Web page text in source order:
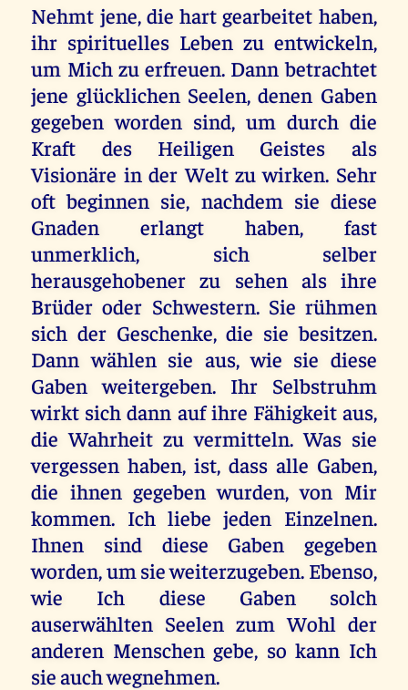
Nehmt jene, die hart gearbeitet haben,
ihr spirituelles Leben zu entwickeln,
um Mich zu erfreuen. Dann betrachtet
jene glücklichen Seelen, denen Gaben
gegeben worden sind, um durch die
Kraft des Heiligen Geistes als
Visionäre in der Welt zu wirken. Sehr
oft beginnen sie, nachdem sie diese
Gnaden erlangt haben, fast
unmerklich, sich selber
herausgehobener zu sehen als ihre
Brüder oder Schwestern. Sie rühmen
sich der Geschenke, die sie besitzen.
Dann wählen sie aus, wie sie diese
Gaben weitergeben. Ihr Selbstruhm
wirkt sich dann auf ihre Fähigkeit aus,
die Wahrheit zu vermitteln. Was sie
vergessen haben, ist, dass alle Gaben,
die ihnen gegeben wurden, von Mir
kommen. Ich liebe jeden Einzelnen.
Ihnen sind diese Gaben gegeben
worden, um sie weiterzugeben. Ebenso,
wie Ich diese Gaben solch
auserwählten Seelen zum Wohl der
anderen Menschen gebe, so kann Ich
sie auch wegnehmen.